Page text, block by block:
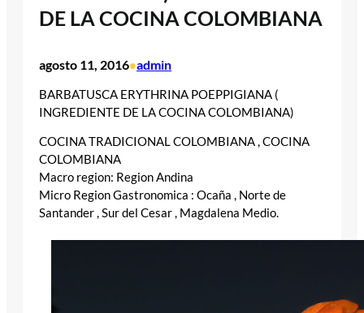
DE LA COCINA COLOMBIANA
agosto 11, 2016•admin
BARBATUSCA ERYTHRINA POEPPIGIANA (
INGREDIENTE DE LA COCINA COLOMBIANA)
COCINA TRADICIONAL COLOMBIANA , COCINA
COLOMBIANA
Macro region: Region Andina
Micro Region Gastronomica : Ocaña , Norte de
Santander , Sur del Cesar , Magdalena Medio.